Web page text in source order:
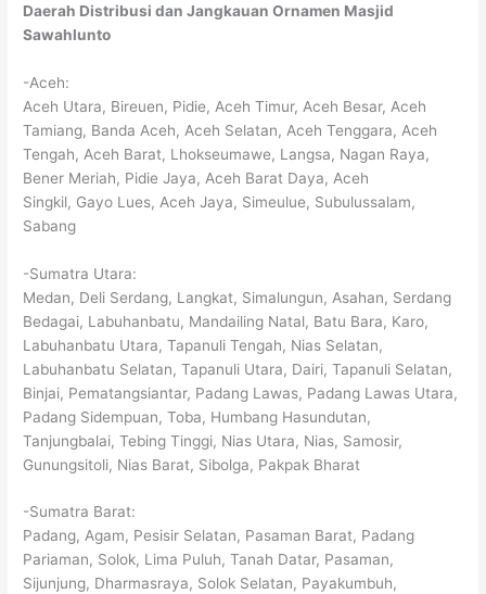
Daerah Distribusi dan Jangkauan Ornamen Masjid
Sawahlunto
-Aceh:
Aceh Utara, Bireuen, Pidie, Aceh Timur, Aceh Besar, Aceh
Tamiang, Banda Aceh, Aceh Selatan, Aceh Tenggara, Aceh
Tengah, Aceh Barat, Lhokseumawe, Langsa, Nagan Raya,
Bener Meriah, Pidie Jaya, Aceh Barat Daya, Aceh
Singkil, Gayo Lues, Aceh Jaya, Simeulue, Subulussalam,
Sabang
-Sumatra Utara:
Medan, Deli Serdang, Langkat, Simalungun, Asahan, Serdang
Bedagai, Labuhanbatu, Mandailing Natal, Batu Bara, Karo,
Labuhanbatu Utara, Tapanuli Tengah, Nias Selatan,
Labuhanbatu Selatan, Tapanuli Utara, Dairi, Tapanuli Selatan,
Binjai, Pematangsiantar, Padang Lawas, Padang Lawas Utara,
Padang Sidempuan, Toba, Humbang Hasundutan,
Tanjungbalai, Tebing Tinggi, Nias Utara, Nias, Samosir,
Gunungsitoli, Nias Barat, Sibolga, Pakpak Bharat
-Sumatra Barat:
Padang, Agam, Pesisir Selatan, Pasaman Barat, Padang
Pariaman, Solok, Lima Puluh, Tanah Datar, Pasaman,
Sijunjung, Dharmasraya, Solok Selatan, Payakumbuh,